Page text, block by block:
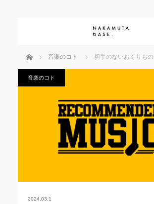
ホーム 音楽のコト 切手のないおくりもの
音楽のコト
2024.03.1